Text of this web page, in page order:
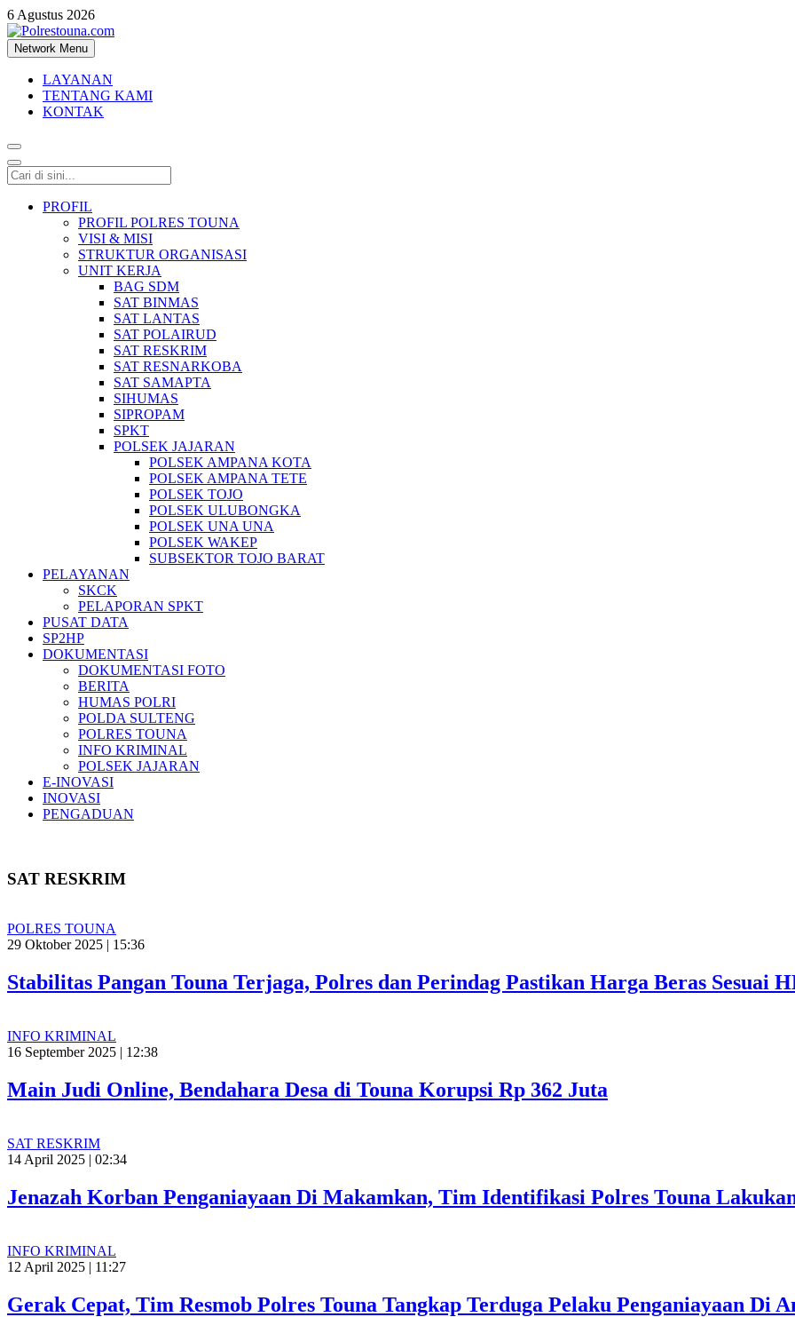
6 Agustus 2026
Polrestouna.com
Informasi Layanan Publik
Network Menu
LAYANAN
TENTANG KAMI
KONTAK
PROFIL
PROFIL POLRES TOUNA
VISI & MISI
STRUKTUR ORGANISASI
UNIT KERJA
BAG SDM
SAT BINMAS
SAT LANTAS
SAT POLAIRUD
SAT RESKRIM
SAT RESNARKOBA
SAT SAMAPTA
SIHUMAS
SIPROPAM
SPKT
POLSEK JAJARAN
POLSEK AMPANA KOTA
POLSEK AMPANA TETE
POLSEK TOJO
POLSEK ULUBONGKA
POLSEK UNA UNA
POLSEK WAKEP
SUBSEKTOR TOJO BARAT
PELAYANAN
SKCK
PELAPORAN SPKT
PUSAT DATA
SP2HP
DOKUMENTASI
DOKUMENTASI FOTO
BERITA
HUMAS POLRI
POLDA SULTENG
POLRES TOUNA
INFO KRIMINAL
POLSEK JAJARAN
E-INOVASI
INOVASI
PENGADUAN
SAT RESKRIM
POLRES TOUNA
29 Oktober 2025 | 15:36
Stabilitas Pangan Touna Terjaga, Polres dan Perindag Pastikan Harga Beras Sesuai
INFO KRIMINAL
16 September 2025 | 12:38
Main Judi Online, Bendahara Desa di Touna Korupsi Rp 362 Juta
SAT RESKRIM
14 April 2025 | 02:34
Jenazah Korban Penganiayaan Di Makamkan, Tim Identifikasi Polres Touna
INFO KRIMINAL
12 April 2025 | 11:27
Gerak Cepat, Tim Resmob Polres Touna Tangkap Terduga Pelaku Penganiayaan Di